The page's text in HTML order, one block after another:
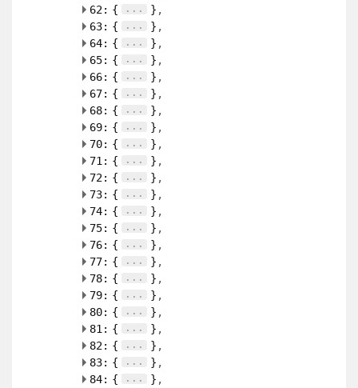
62: { ...
}
63: { ...
}
64: { ...
}
65: { ...
}
66: { ...
}
67: { ...
}
68: { ...
}
69: { ...
}
70: { ...
}
71: { ...
}
72: { ...
}
73: { ...
}
74: { ...
}
75: { ...
}
76: { ...
}
77: { ...
}
78: { ...
}
79: { ...
}
80: { ...
}
81: { ...
}
82: { ...
}
83: { ...
}
84: { ...
}